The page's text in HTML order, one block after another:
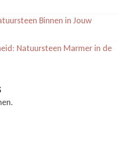
Binnen in Jouw
Natuursteen Marmer in de